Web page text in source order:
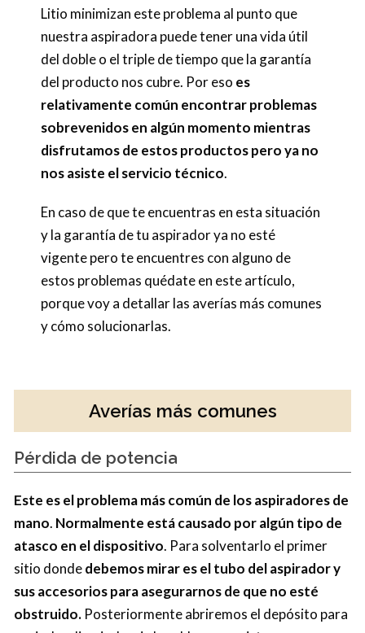
Litio minimizan este problema al punto que
nuestra aspiradora puede tener una vida útil
del doble o el triple de tiempo que la garantía
del producto nos cubre. Por eso es
relativamente común encontrar problemas
sobrevenidos en algún momento mientras
disfrutamos de estos productospero ya no
nos asiste el servicio técnico.
En caso de que te encuentras en esta situación
y la garantía de tu aspirador ya no esté
vigente pero te encuentres con alguno de
estos problemas quédate en este artículo,
porque voy a detallar las averías más comunes
y cómo solucionarlas.
Averías más comunes
Pérdida de potencia
Este es el problema más común de los aspiradores de
mano. Normalmente está causado por algún tipo de
atasco en el dispositivo. Para solventarlo el primer
sitio dondedebemos mirar es el tubo del aspirador y
sus accesorios para asegurarnos de que no esté
obstruido. Posteriormente abriremos el depósito para